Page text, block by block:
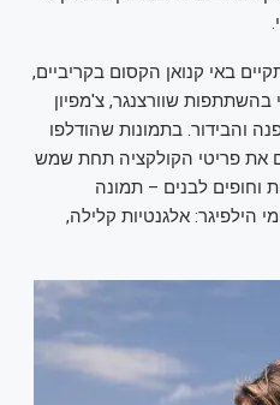
באי קנואן הקסום בקריביים,
שוורצנגר, צ'מפיון
והבידור. בתמונות שהודלפו
את פריטי הקולקציה תחת שמש
וחופים לבנים – תמונה
אלגנטיות קלילה,